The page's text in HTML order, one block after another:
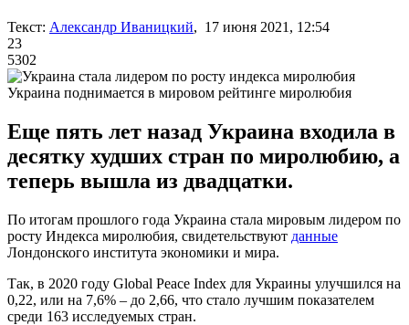
Текст: Александр Иваницкий, 17 июня 2021, 12:54
23
5302
Украина поднимается в мировом рейтинге миролюбия
Еще пять лет назад Украина входила в
десятку худших стран по миролюбию, а
теперь вышла из двадцатки.
По итогам прошлого года Украина стала мировым лидером по
росту Индекса миролюбия, свидетельствуют данные
Лондонского института экономики и мира.
Так, в 2020 году Global Peace Index для Украины улучшился на
0,22, или на 7,6% – до 2,66, что стало лучшим показателем
среди 163 исследуемых стран.